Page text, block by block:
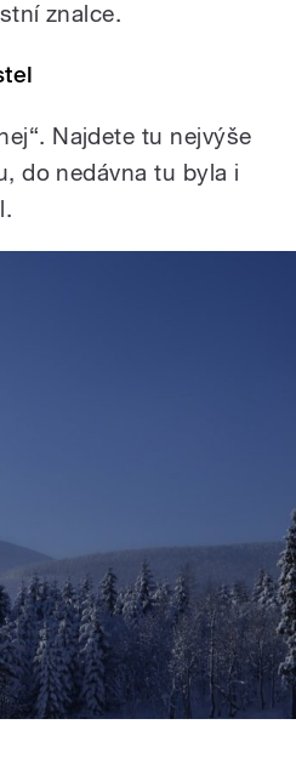
znalce.
Najdete tu nejvýše
do nedávna tu byla i